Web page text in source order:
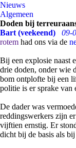
Nieuws
Algemeen
Doden bij
Bart (veekeend)
09-
rotem had ons via de
Bij een explosie naast
drie doden, onder wie
bom ontplofte bij een
politie is er sprake van
De dader was
reddingswerkers zijn
vijftien ernstig. Er
dicht bij de basis als